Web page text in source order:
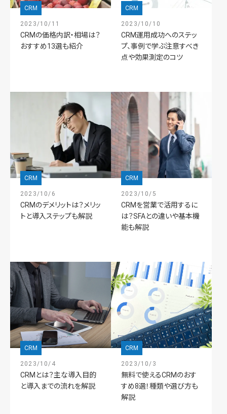
CRM
2023/10/11
CRMの価格内訳・相場は？
おすすめ13選も紹介
CRM
2023/10/10
CRM運用成功へのステッ
プ、事例で学ぶ注意すべき
点や効果測定のコツ
CRM
2023/10/6
CRMのデメリットは？メリッ
トと導入ステップも解説
CRM
2023/10/5
CRMを営業で活用するに
は？SFAとの違いや基本機
能も解説
CRM
2023/10/4
CRMとは？主な導入目的
と導入までの流れを解説
CRM
2023/10/3
無料で使えるCRMのおす
すめ8選！種類や選び方も
解説